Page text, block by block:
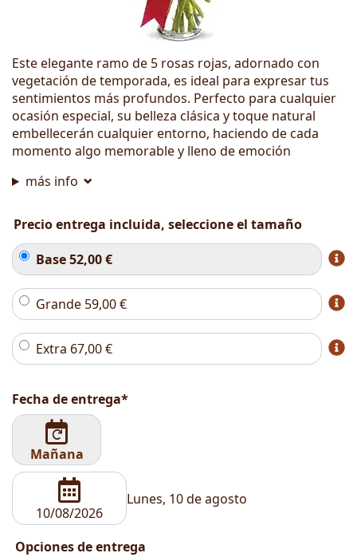
Este elegante ramo de 5 rosas rojas, adornado con
vegetación de temporada, es ideal para expresar tus
sentimientos más profundos. Perfecto para cualquier
ocasión especial, su belleza clásica y toque natural
embellecerán cualquier entorno, haciendo de cada
momento algo memorable y lleno de emoción
más info
Precio entrega incluida, seleccione el tamaño
Base52,00€
Grande 59,00€
Extra 67,00€
Fecha de entrega*
Mañana
Lunes, 10 de agosto
Opciones de entrega